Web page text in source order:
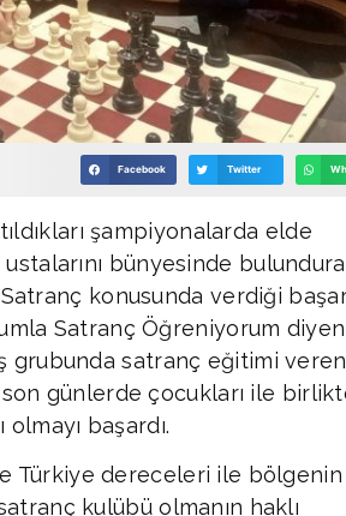
Facebook Twitter
şampiyonalarda elde
bünyesinde
konusunda verdiği
Satranç Öğreniyorum diyen
grubunda satranç eğitimi veren
günlerde çocukları ile
başardı.
Türkiye dereceleri ile
satranç kulübü olmanın haklı